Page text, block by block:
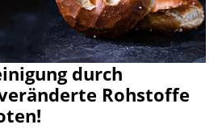
durch
Rohstoffe